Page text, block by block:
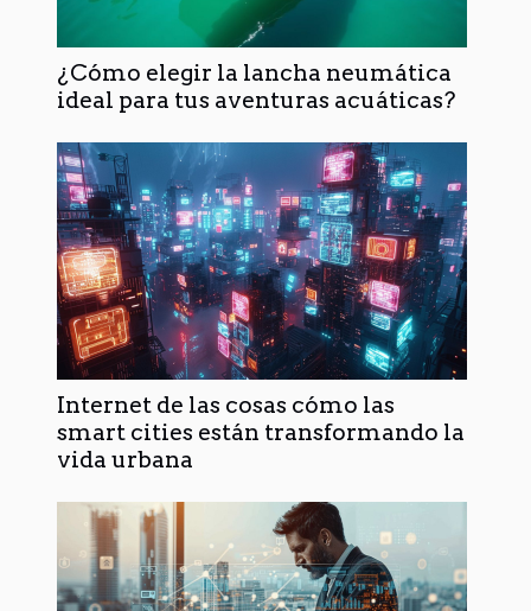
¿Cómo elegir la lancha neumática
ideal para tus aventuras acuáticas?
Internet de las cosas cómo las
smart cities están transformando la
vida urbana